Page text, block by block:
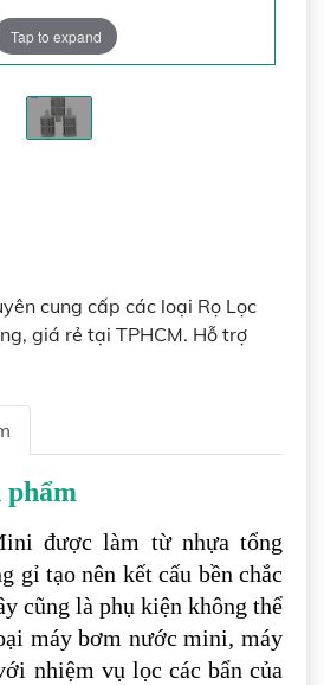
Tap to expand
cung cấp các loại Rọ Lọc
giá rẻ tại TPHCM. Hỗ trợ
phẩm
được làm từ nhựa tổng
gỉ tạo nên kết cấu bền chắc
cũng là phụ kiện không thể
máy bơm nước mini, máy
nhiệm vụ lọc các bẩn của